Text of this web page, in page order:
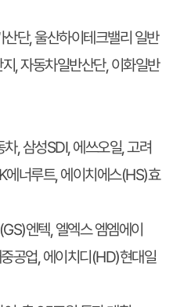
단, 울산하이테크밸리 일반
, 자동차일반산단, 이화일반
, 삼성SDI, 에쓰오일, 고려
너루트, 에이치에스(HS)효
엔텍, 엘엑스 엠엠에이
공업, 에이치디(HD)현대일